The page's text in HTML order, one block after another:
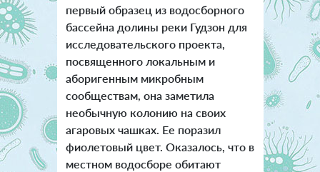
первый образец из водосборного
бассейна долины реки Гудзон для
исследовательского проекта,
посвященного локальным и
аборигенным микробным
сообществам, она заметила
необычную колонию на своих
агаровых чашках. Ее поразил
фиолетовый цвет. Оказалось, что в
местном водосборе обитают